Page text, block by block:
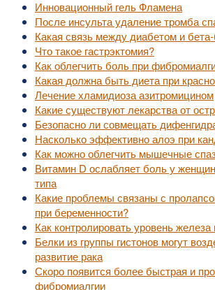
Инновационный гель Фламена
После инсульта удаление тромба
Какая связь между диабетом и
Что такое гастрэктомия?
Как облегчить боль при
Какая должна быть диета при
Лечение хламидиоза азитромицином
Какие существуют лекарства от
Безопасно ли совмещать
Насколько эффективно алоэ при
Как можно облегчить мышечные
Витамин D ослабляет боль у
типа
Какие проблемы связаны с
при беременности?
Как контролировать уровень железа
Белки из группы гистонов могут
развитие рака
Скоро появится более быстрая и
фибромиалгии